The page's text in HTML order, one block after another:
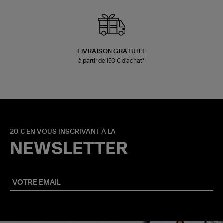
LIVRAISON GRATUITE
à partir de 150 € d'achat*
20 € EN VOUS INSCRIVANT À LA
NEWSLETTER